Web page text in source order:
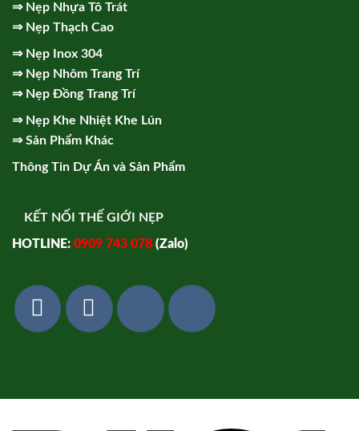
⇒ Nẹp Nhựa Tô Trát
⇒ Nẹp Thạch Cao
⇒ Nẹp Inox 304
⇒ Nẹp Nhôm Trang Trí
⇒ Nẹp Đồng Trang Trí
⇒ Nẹp Khe Nhiệt Khe Lún
⇒Sản Phẩm Khác
Thông Tin Dự Án và Sản Phẩm
KẾT NỐI THẾ GIỚI NẸP
HOTLINE: 0909 743 078 (Zalo)